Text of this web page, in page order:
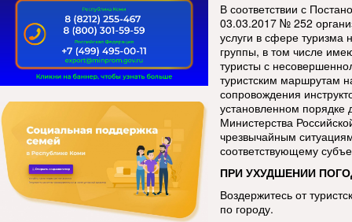
В соответствии с
03.03.2017 № 252
услуги в сфере туризма
группы, в том числе
туристы с
туристским маршрутам
сопровождения
установленном
Министерства
чрезвычайным
соответствующему
ПРИ УХУДШЕНИИ
Воздержитесь от
по городу.